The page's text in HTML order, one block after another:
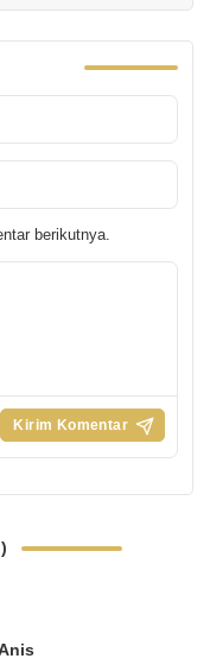
berikutnya.